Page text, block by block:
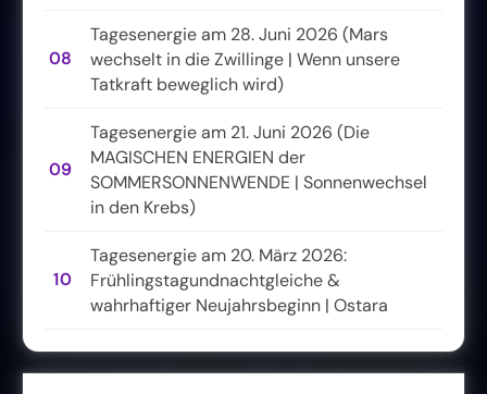
08
Tagesenergie am 28. Juni 2026 (Mars
wechselt in die Zwillinge | Wenn unsere
Tatkraft beweglich wird)
09
Tagesenergie am 21. Juni 2026 (Die
MAGISCHEN ENERGIEN der
SOMMERSONNENWENDE | Sonnenwechsel
in den Krebs)
10
Tagesenergie am 20. März 2026:
Frühlingstagundnachtgleiche &
wahrhaftiger Neujahrsbeginn | Ostara